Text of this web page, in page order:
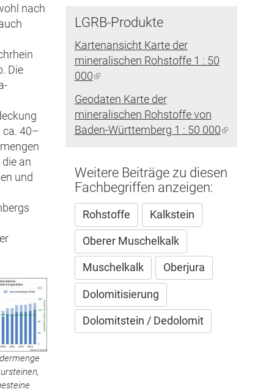
nach
Die
ca. 40–
an
und
LGRB-Produkte
Kartenansicht Karte der
mineralischen Rohstoffe 1 : 50
000(Link
extern)
Geodaten Karte der
mineralischen Rohstoffe von
Baden-Württemberg 1 : 50 000(Link
Weitere Beiträge zu diesen
Fachbegriffen anzeigen:
Rohstoffe Kalkstein
Oberer Muschelkalk
Muschelkalk Oberjura
Dolomitisierung
Dolomitstein / Dedolomit